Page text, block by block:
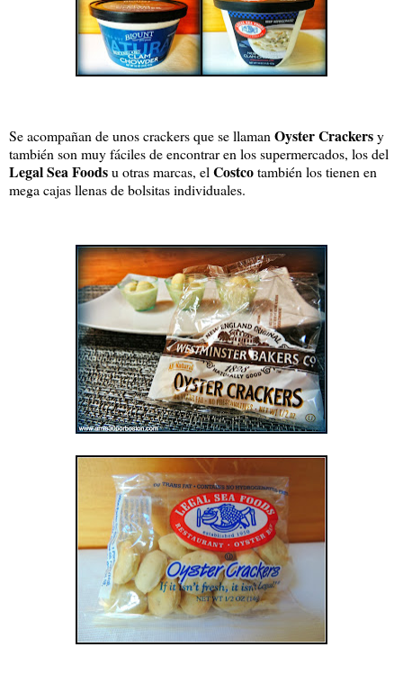
Se acompañan de unos crackers que se llaman Oyster Crackersy
también son muy fáciles de encontrar en los supermercados, los del
Legal Sea Foodsu otras marcas, el Costcotambién los tienen en
mega cajas llenas de bolsitas individuales.